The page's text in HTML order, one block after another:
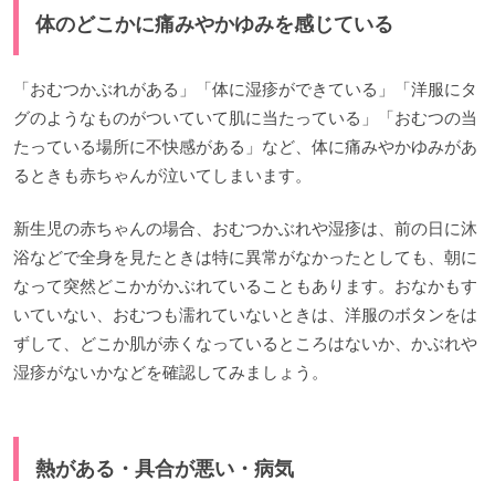
体のどこかに痛みやかゆみを感じている
「おむつかぶれがある」「体に湿疹ができている」「洋服にタ
グのようなものがついていて肌に当たっている」「おむつの当
たっている場所に不快感がある」など、体に痛みやかゆみがあ
るときも赤ちゃんが泣いてしまいます。
新生児の赤ちゃんの場合、おむつかぶれや湿疹は、前の日に沐
浴などで全身を見たときは特に異常がなかったとしても、朝に
なって突然どこかがかぶれていることもあります。おなかもす
いていない、おむつも濡れていないときは、洋服のボタンをは
ずして、どこか肌が赤くなっているところはないか、かぶれや
湿疹がないかなどを確認してみましょう。
熱がある・具合が悪い・病気